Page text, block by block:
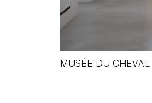
MUSÉE DU CHEVAL